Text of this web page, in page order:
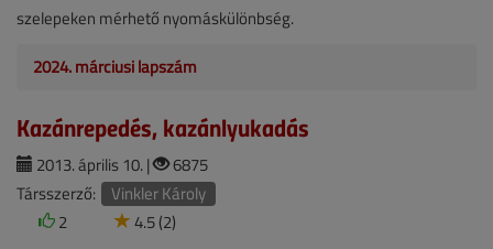
szelepeken mérhető nyomáskülönbség.
2024. márciusi lapszám
Kazánrepedés, kazánlyukadás
2013. április 10. |
6875
Társszerző:
Vinkler Károly
2
4.5 (2)